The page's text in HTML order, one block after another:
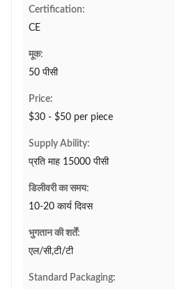
Certification:
CE
मूक:
50 पीसी
Price:
$30 - $50 per piece
Supply Ability:
प्रति माह 15000 पीसी
डिलीवरी का समय:
10-20 कार्य दिवस
भुगतान की शर्तें:
एल/सी,टी/टी
Standard Packaging: